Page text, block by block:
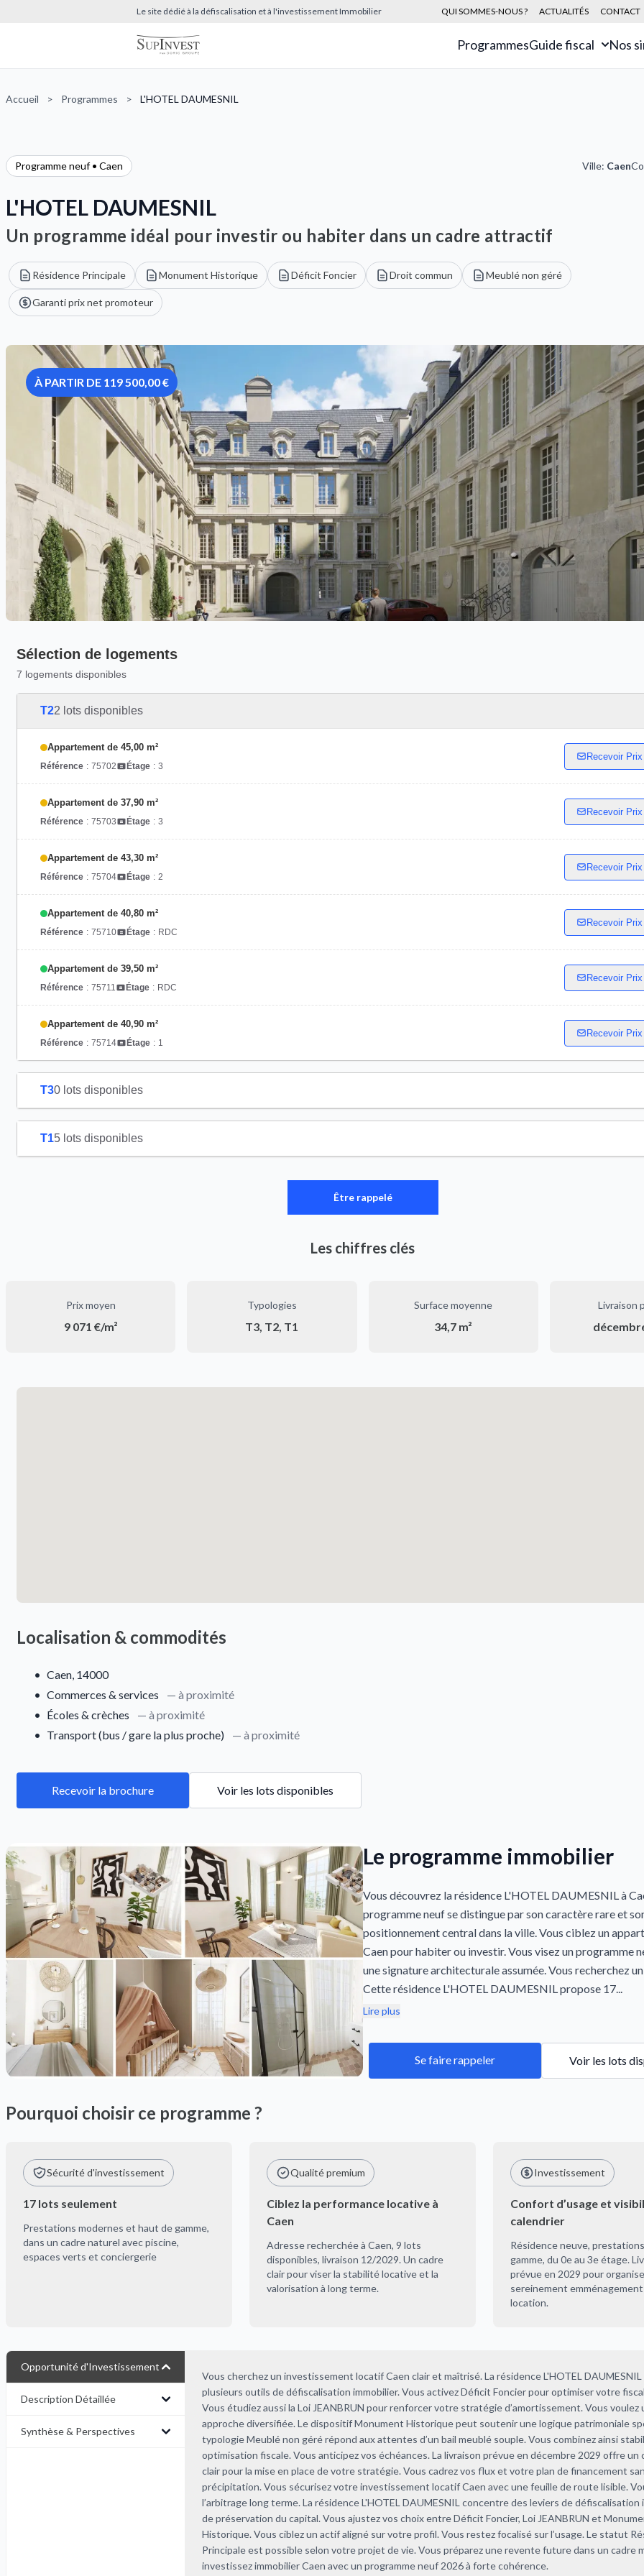
Le site dédié à la défiscalisation et à l'investissement Immobilier QUI SOMMES-NOUS ? ACTUALITÉS CONTACT
ProgrammesGuide fiscal Nos
Accueil > Programmes > L'HOTEL DAUMESNIL
Programme neuf • Caen Ville: Caen
L'HOTEL DAUMESNIL
Un programme idéal pour investir ou habiter dans un cadre attractif
Résidence Principale Monument Historique Déficit Foncier Droit commun Meublé non géré
Garanti prix net promoteur
À PARTIR DE 119 500,00 €
Sélection de logements
7 logements disponibles
T22 lots disponibles
Appartement de 45,00 m²
Référence : 75702 Étage : 3
Recevoir
Appartement de 37,90 m²
Référence : 75703 Étage : 3
Recevoir
Appartement de 43,30 m²
Référence : 75704 Étage : 2
Recevoir
Appartement de 40,80 m²
Référence : 75710 Étage : RDC
Recevoir
Appartement de 39,50 m²
Référence : 75711 Étage : RDC
Recevoir
Appartement de 40,90 m²
Référence : 75714 Étage : 1
Recevoir
T30 lots disponibles
T15 lots disponibles
Être rappelé
Les chiffres clés
Prix moyen
9 071 €/m²
Typologies
T3, T2, T1
Surface moyenne
34,7 m²
Livraison
Localisation & commodités
• Caen, 14000
• Commerces & services
— à proximité
• Écoles & crèches
— à proximité
• Transport (bus / gare la plus proche) — à proximité
Recevoir la brochure Voir les lots disponibles
Le programme immobilier
Vous découvrez la résidence L'HOTEL DAUMESNIL à
programme neuf se distingue par son caractère rare et
positionnement central dans la ville. Vous ciblez un
Caen pour habiter ou investir. Vous visez un programme
une signature architecturale assumée. Vous recherchez
Cette résidence L'HOTEL DAUMESNIL propose 17...
Lire plus
Se faire rappeler Voir les lots
Pourquoi choisir ce programme ?
Sécurité d'investissement
17 lots seulement
Prestations modernes et haut de gamme,
dans un cadre naturel avec piscine,
espaces verts et conciergerie
Qualité premium
Ciblez la performance locative à
Caen
Adresse recherchée à Caen, 9 lots
disponibles, livraison 12/2029. Un cadre
clair pour viser la stabilité locative et la
valorisation à long terme.
Investissement
Confort d’usage et
calendrier
Résidence neuve,
gamme, du 0e au 3e étage.
prévue en 2029 pour
sereinement
location.
Opportunité d'Investissement
Description Détaillée
Synthèse & Perspectives
Vous cherchez un investissement locatif Caen clair et maîtrisé. La résidence L'HOTEL DAUMESNIL
plusieurs outils de défiscalisation immobilier. Vous activez Déficit Foncier pour optimiser votre
Vous étudiez aussi la Loi JEANBRUN pour renforcer votre stratégie d’amortissement. Vous voulez
approche diversifiée. Le dispositif Monument Historique peut soutenir une logique patrimoniale
typologie Meublé non géré répond aux attentes d’un bail meublé souple. Vous combinez ainsi
optimisation fiscale. Vous anticipez vos échéances. La livraison prévue en décembre 2029 offre un
clair pour la mise en place de votre stratégie. Vous cadrez vos flux et votre plan de financement
précipitation. Vous sécurisez votre investissement locatif Caen avec une feuille de route lisible.
l’arbitrage long terme. La résidence L'HOTEL DAUMESNIL concentre des leviers de défiscalisation
de préservation du capital. Vous ajustez vos choix entre Déficit Foncier, Loi JEANBRUN et
Historique. Vous ciblez un actif aligné sur votre profil. Vous restez focalisé sur l’usage. Le statut
Principale est possible selon votre projet de vie. Vous préparez une revente future dans un cadre
investissez immobilier Caen avec un programme neuf 2026 à forte cohérence.